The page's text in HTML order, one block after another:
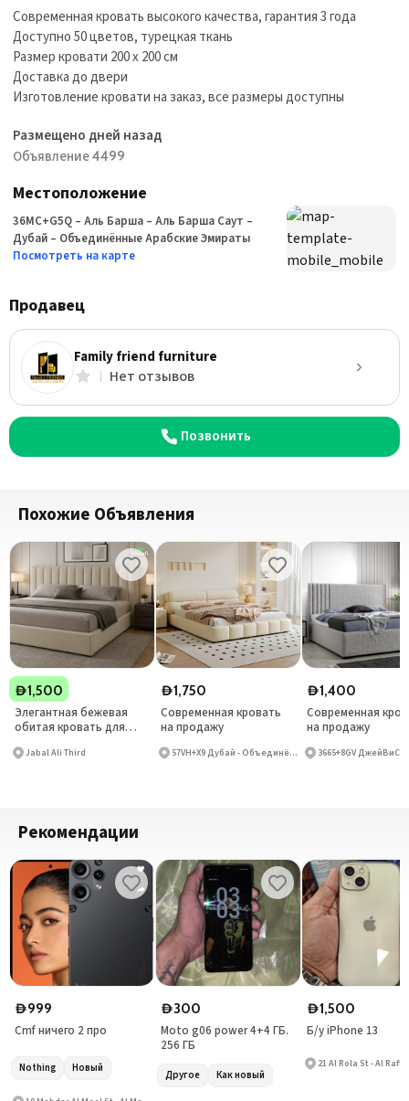
Современная кровать высокого качества, гарантия 3 года
Доступно 50 цветов, турецкая ткань
Размер кровати 200 x 200 см
Доставка до двери
Изготовление кровати на заказ, все размеры доступны
Размещено дней назад
Объявление 4499
Местоположение
36MC+G5Q – Аль Барша – Аль Барша Саут –
Дубай – Объединённые Арабские Эмираты
Посмотреть на карте
Продавец
Family friend furniture
Нет отзывов
Позвонить
Похожие Объявления
D1,500
Элегантная бежевая
обитая кровать для
Jabal Ali Third
D1,750
Современная кровать
на продажу
57VH+X9 Дубай - Объединённые Арабские Эмираты
D1,400
Современная
на продажу
Рекомендации
D999
Cmf ничего 2 про
Nothing Новый
D300
Moto g06 power 4+4 ГБ.
256 ГБ
Другое Как новый
D1,500
Б/у iPhone 13
21 Al Rola St - Al Raffa